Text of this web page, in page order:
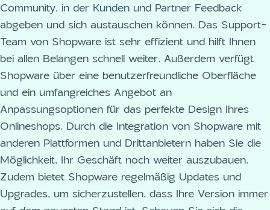
Community, in der Kunden und Partner Feedback
abgeben und sich austauschen können. Das Support-
Team von Shopware ist sehr effizient und hilft Ihnen
bei allen Belangen schnell weiter. Außerdem verfügt
Shopware über eine benutzerfreundliche Oberfläche
und ein umfangreiches Angebot an
Anpassungsoptionen für das perfekte Design Ihres
Onlineshops. Durch die Integration von Shopware mit
anderen Plattformen und Drittanbietern haben Sie die
Möglichkeit, Ihr Geschäft noch weiter auszubauen.
Zudem bietet Shopware regelmäßig Updates und
Upgrades, um sicherzustellen, dass Ihre Version immer